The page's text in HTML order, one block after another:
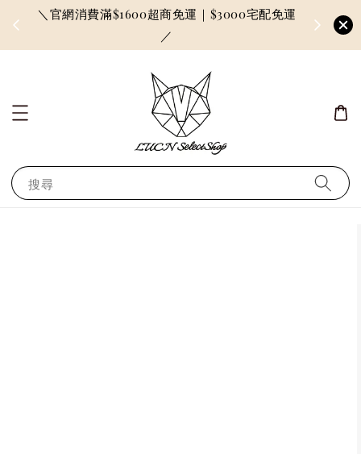
＼官網消費滿$1600超商免運｜$3000宅配免運
／
因訂單
搜尋